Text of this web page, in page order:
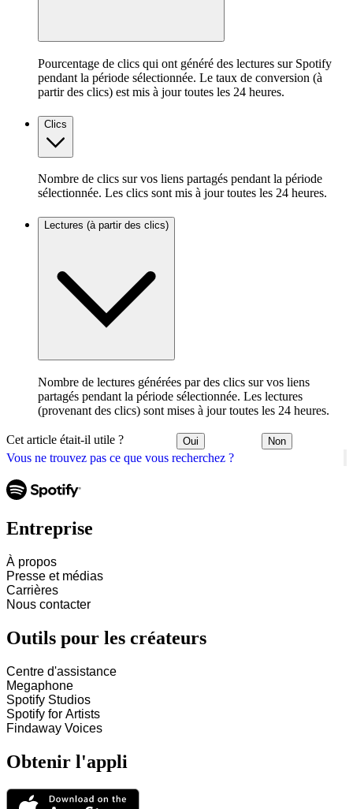
Vous ne trouvez pas ce que vous recherchez ?
Pourcentage de clics qui ont généré des lectures sur Spotify
pendant la période sélectionnée. Le taux de conversion (à
partir des clics) est mis à jour toutes les 24 heures.
Clics
Nombre de clics sur vos liens partagés pendant la période
sélectionnée. Les clics sont mis à jour toutes les 24 heures.
Lectures (à partir des clics)
Nombre de lectures générées par des clics sur vos liens
partagés pendant la période sélectionnée. Les lectures
(provenant des clics) sont mises à jour toutes les 24 heures.
Cet article était-il utile ? Oui Non
Entreprise
À propos
Presse et médias
Carrières
Nous contacter
Outils pour les créateurs
Centre d'assistance
Megaphone
Spotify Studios
Spotify for Artists
Findaway Voices
Obtenir l'appli